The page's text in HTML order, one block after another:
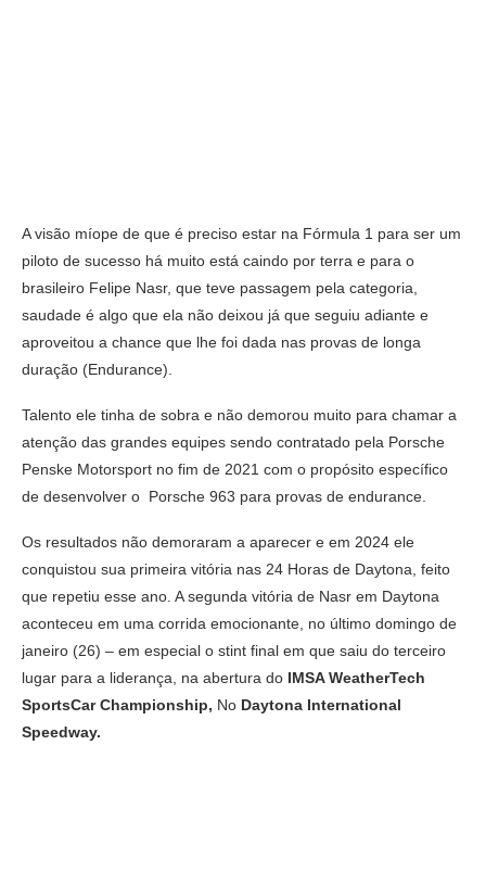
A visão míope de que é preciso estar na Fórmula 1 para ser um
piloto de sucesso há muito está caindo por terra e para o
brasileiro Felipe Nasr, que teve passagem pela categoria,
saudade é algo que ela não deixou já que seguiu adiante e
aproveitou a chance que lhe foi dada nas provas de longa
duração (Endurance).
Talento ele tinha de sobra e não demorou muito para chamar a
atenção das grandes equipes sendo contratado pela Porsche
Penske Motorsport no fim de 2021 com o propósito específico
de desenvolver o Porsche 963 para provas de endurance.
Os resultados não demoraram a aparecer e em 2024 ele
conquistou sua primeira vitória nas 24 Horas de Daytona, feito
que repetiu esse ano. A segunda vitória de Nasr em Daytona
aconteceu em uma corrida emocionante, no último domingo de
janeiro (26) – em especial o stint final em que saiu do terceiro
lugar para a liderança, na abertura do IMSA WeatherTech
SportsCar Championship, No Daytona International
Speedway.